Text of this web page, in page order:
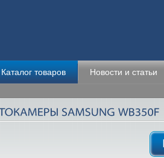
Каталог товаров Новости и статьи